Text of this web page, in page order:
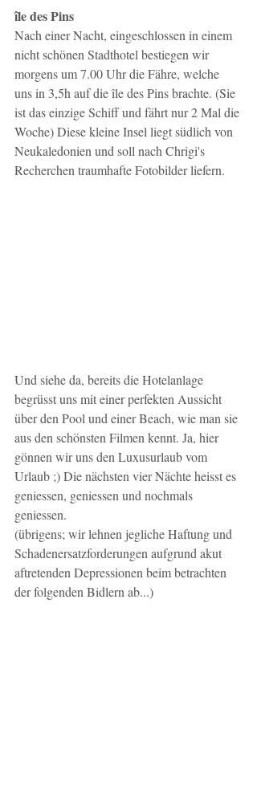
île des Pins
Nach einer Nacht, eingeschlossen in einem
nicht schönen Stadthotel bestiegen wir
morgens um 7.00 Uhr die Fähre, welche
uns in 3,5h auf die île des Pins brachte. (Sie
ist das einzige Schiff und fährt nur 2 Mal die
Woche) Diese kleine Insel liegt südlich von
Neukaledonien und soll nach Chrigi's
Recherchen traumhafte Fotobilder liefern.
Und siehe da, bereits die Hotelanlage
begrüsst uns mit einer perfekten Aussicht
über den Pool und einer Beach, wie man sie
aus den schönsten Filmen kennt. Ja, hier
gönnen wir uns den Luxusurlaub vom
Urlaub ;) Die nächsten vier Nächte heisst es
geniessen, geniessen und nochmals
geniessen.
(übrigens; wir lehnen jegliche Haftung und
Schadenersatzforderungen aufgrund akut
aftretenden Depressionen beim betrachten
der folgenden Bidlern ab...)